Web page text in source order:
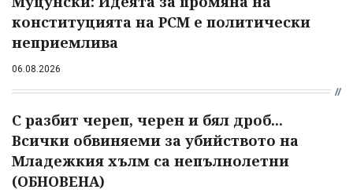
конституцията на РСМ е политически
неприемлива
06.08.2026
С разбит череп, черен и бял дроб...
Всички обвиняеми за убийството на
Младежкия хълм са непълнолетни
(ОБНОВЕНА)